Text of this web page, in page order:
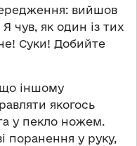
вийшов
чув, як один із тих
Суки! Добийте
що іншому
якогось
у пекло ножем.
поранення у руку,